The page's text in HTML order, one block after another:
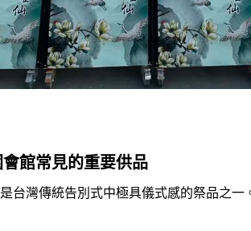
館常見的重要供品
台灣傳統告別式中極具儀式感的祭品之